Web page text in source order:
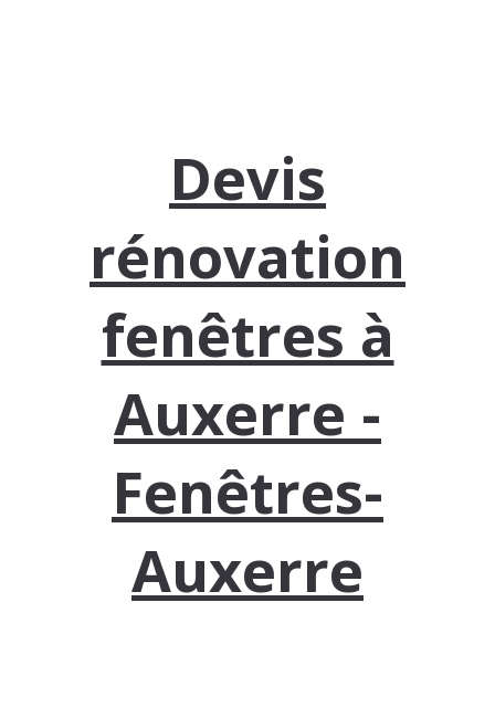
Devis
rénovation
fenêtres à
Auxerre -
Fenêtres-
Auxerre